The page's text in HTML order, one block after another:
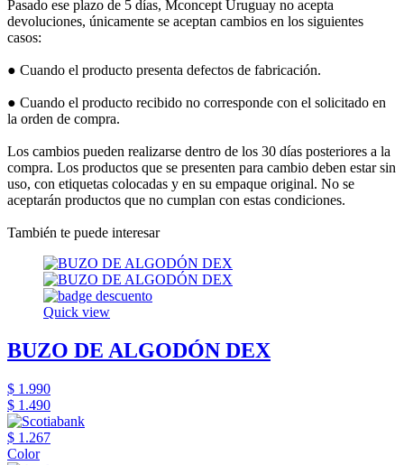
Pasado ese plazo de 5 días, Mconcept Uruguay no acepta
devoluciones, únicamente se aceptan cambios en los siguientes
casos:
● Cuando el producto presenta defectos de fabricación.
● Cuando el producto recibido no corresponde con el solicitado en
la orden de compra.
Los cambios pueden realizarse dentro de los 30 días posteriores a la
compra. Los productos que se presenten para cambio deben estar sin
uso, con etiquetas colocadas y en su empaque original. No se
aceptarán productos que no cumplan con estas condiciones.
También te puede interesar
Quick view
BUZO DE ALGODÓN DEX
$ 1.990
$ 1.490
$ 1.267
Color